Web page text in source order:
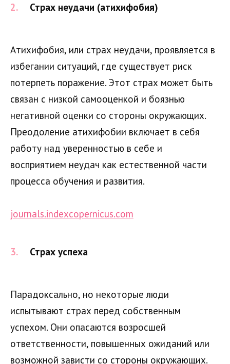
Страх неудачи (атихифобия)
Атихифобия, или страх неудачи, проявляется в
избегании ситуаций, где существует риск
потерпеть поражение. Этот страх может быть
связан с низкой самооценкой и боязнью
негативной оценки со стороны окружающих.
Преодоление атихифобии включает в себя
работу над уверенностью в себе и
восприятием неудач как естественной части
процесса обучения и развития.
journals.indexcopernicus.com
Страх успеха
Парадоксально, но некоторые люди
испытывают страх перед собственным
успехом. Они опасаются возросшей
ответственности, повышенных ожиданий или
возможной зависти со стороны окружающих.